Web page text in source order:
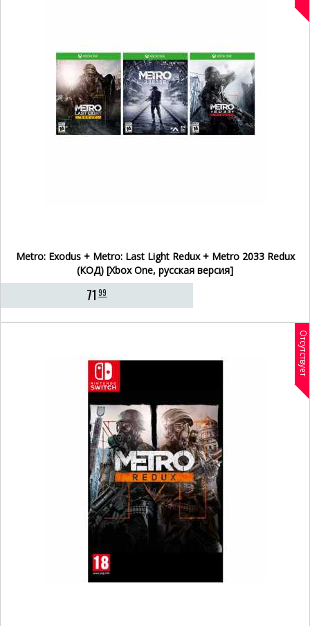
Metro: Exodus + Metro: Last Light Redux + Metro 2033 Redux
(КОД) [Xbox One, русская версия]
71 99
Отсутствует